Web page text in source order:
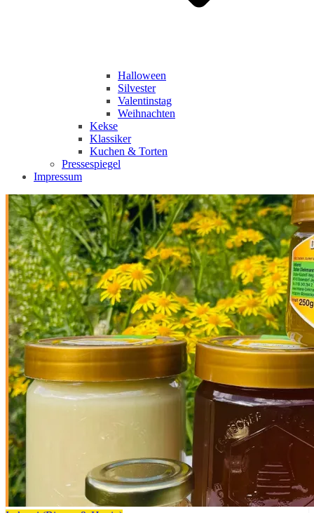
Halloween
Silvester
Valentinstag
Weihnachten
Kekse
Klassiker
Kuchen & Torten
Pressespiegel
Impressum